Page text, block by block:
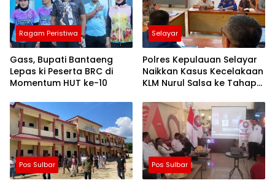
Ragam Peristiwa
Gass, Bupati Bantaeng
Lepas ki Peserta BRC di
Momentum HUT ke-10
Selayar
Polres Kepulauan Selayar
Naikkan Kasus Kecelakaan
KLM Nurul Salsa ke Tahap
Pos Sulbar Pos Sulbar